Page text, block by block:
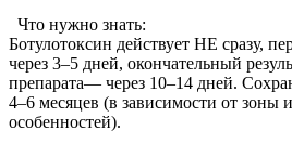
Что нужно знать:
Ботулотоксин действует НЕ сразу,
через 3–5 дней, окончательный
препарата— через 10–14 дней.
4–6 месяцев (в зависимости от зоны
особенностей).